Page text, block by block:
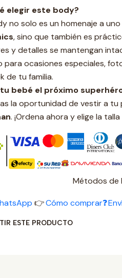
elegir este body?
no solo es un homenaje a
, sino que también es
y detalles se mantengan
para ocasiones especiales,
de tu familia.
tu bebé el próximo
la oportunidad de vestir a
. ¡Ordena ahora y elige la
Métodos de
👉Cómo comprar❓
ESTE PRODUCTO